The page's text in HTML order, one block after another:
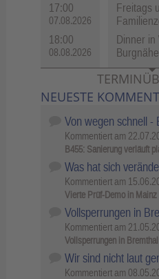
17:00
07.08.2026
Freitags
18:00
08.08.2026
Dinner in
Burgnähe
NEUESTE
Von wegen schnell -
Kommentiert am
B455: Sanierung verläuft
Was hat sich
Kommentiert am
Vierte Prüf-Demo in
Vollsperrungen in
Kommentiert am
Vollsperrungen in Bremthal
Wir sind nicht laut
Kommentiert am